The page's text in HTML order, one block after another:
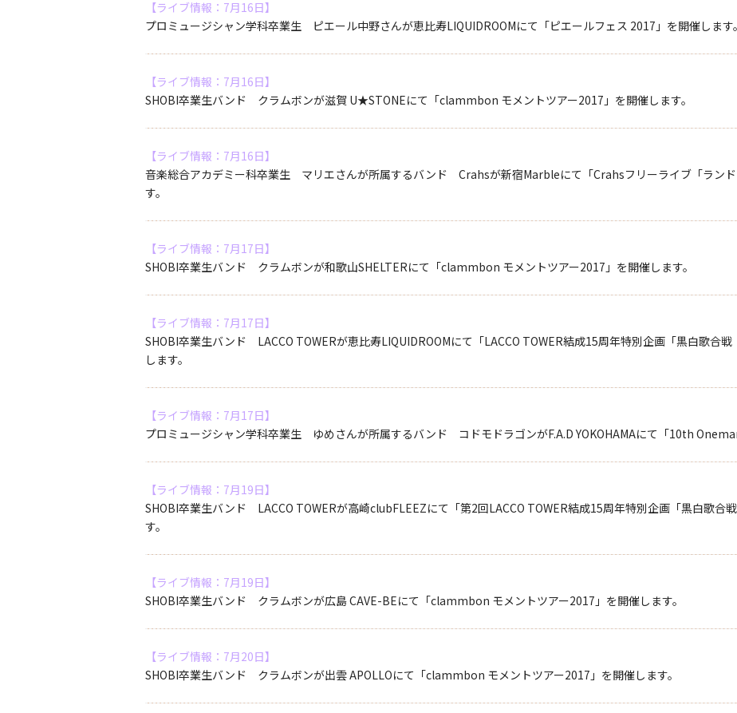
【ライブ情報：7月16日】
プロミュージシャン学科卒業生 ピエール中野さんが恵比寿LIQUIDROOMにて「ピエールフェス 2017」を開催します。
【ライブ情報：7月16日】
SHOBI卒業生バンド クラムボンが滋賀 U★STONEにて「clammbon モメントツアー2017」を開催します。
【ライブ情報：7月16日】
音楽総合アカデミー科卒業生 マリエさんが所属するバンド Crahsが新宿Marbleにて「Crahsフリーライブ「ランド
す。
【ライブ情報：7月17日】
SHOBI卒業生バンド クラムボンが和歌山SHELTERにて「clammbon モメントツアー2017」を開催します。
【ライブ情報：7月17日】
SHOBI卒業生バンド LACCO TOWERが恵比寿LIQUIDROOMにて「LACCO TOWER結成15周年特別企画「黒白歌合
します。
【ライブ情報：7月17日】
プロミュージシャン学科卒業生 ゆめさんが所属するバンド コドモドラゴンがF.A.D YOKOHAMAにて「10th
【ライブ情報：7月19日】
SHOBI卒業生バンド LACCO TOWERが高崎clubFLEEZにて「第2回LACCO TOWER結成15周年特別企画「黒白歌合
す。
【ライブ情報：7月19日】
SHOBI卒業生バンド クラムボンが広島 CAVE-BEにて「clammbon モメントツアー2017」を開催します。
【ライブ情報：7月20日】
SHOBI卒業生バンド クラムボンが出雲 APOLLOにて「clammbon モメントツアー2017」を開催します。